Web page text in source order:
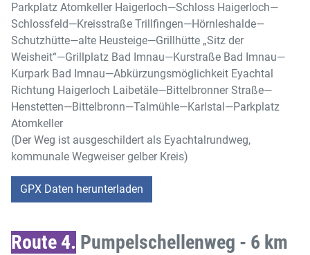
Parkplatz Atomkeller Haigerloch—Schloss Haigerloch—
Schlossfeld—Kreisstraße Trillfingen—Hörnleshalde—
Schutzhütte—alte Heusteige—Grillhütte „Sitz der
Weisheit“—Grillplatz Bad Imnau—Kurstraße Bad Imnau—
Kurpark Bad Imnau—Abkürzungsmöglichkeit Eyachtal
Richtung Haigerloch Laibetäle—Bittelbronner Straße—
Henstetten—Bittelbronn—Talmühle—Karlstal—Parkplatz
Atomkeller
(Der Weg ist ausgeschildert als Eyachtalrundweg,
kommunale Wegweiser gelber Kreis)
GPX Daten herunterladen
Route 4. Pumpelschellenweg - 6 km